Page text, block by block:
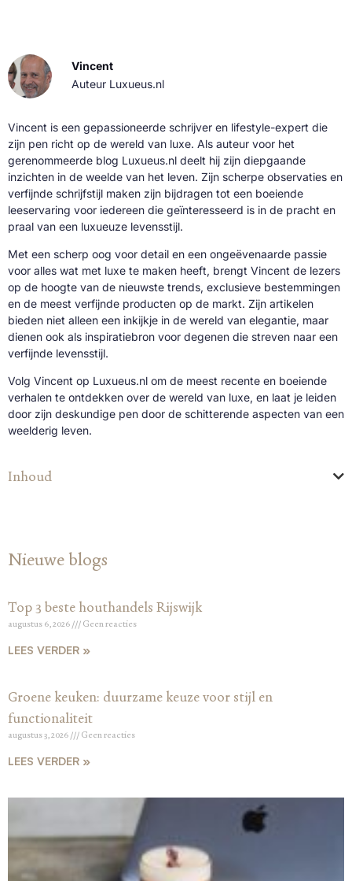
Vincent
Auteur Luxueus.nl
Vincent is een gepassioneerde schrijver en lifestyle-expert die
zijn pen richt op de wereld van luxe. Als auteur voor het
gerenommeerde blog Luxueus.nl deelt hij zijn diepgaande
inzichten in de weelde van het leven. Zijn scherpe observaties en
verfijnde schrijfstijl maken zijn bijdragen tot een boeiende
leeservaring voor iedereen die geïnteresseerd is in de pracht en
praal van een luxueuze levensstijl.
Met een scherp oog voor detail en een ongeëvenaarde passie
voor alles wat met luxe te maken heeft, brengt Vincent de lezers
op de hoogte van de nieuwste trends, exclusieve bestemmingen
en de meest verfijnde producten op de markt. Zijn artikelen
bieden niet alleen een inkijkje in de wereld van elegantie, maar
dienen ook als inspiratiebron voor degenen die streven naar een
verfijnde levensstijl.
Volg Vincent op Luxueus.nl om de meest recente en boeiende
verhalen te ontdekken over de wereld van luxe, en laat je leiden
door zijn deskundige pen door de schitterende aspecten van een
weelderig leven.
Inhoud
Nieuwe blogs
Top 3 beste houthandels Rijswijk
augustus 6, 2026 Geen reacties
LEES VERDER »
Groene keuken: duurzame keuze voor stijl en
functionaliteit
augustus 3, 2026 Geen reacties
LEES VERDER »